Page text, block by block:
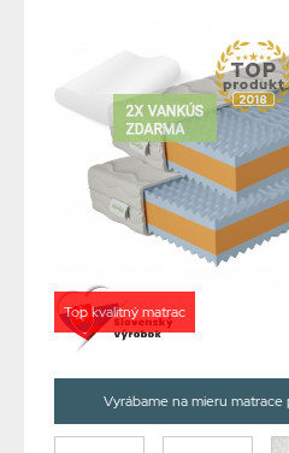
Top kvalitný matrac
Vyrábame na mieru matrace